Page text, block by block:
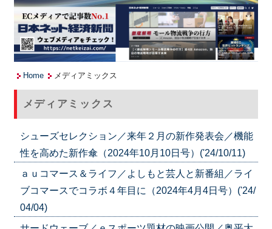
Home メディアミックス
メディアミックス
シューズセレクション／来年２月の新作発表会／機能
性を高めた新作傘（2024年10月10日号）('24/10/11)
ａｕコマース＆ライフ／よしもと芸人と新番組／ライ
ブコマースでコラボ４年目に（2024年4月4日号）('24/
04/04)